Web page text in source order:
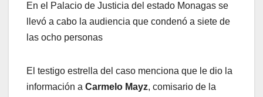
En el Palacio de Justicia del estado Monagas se
llevó a cabo la audiencia que condenó a siete de
las ocho personas
El testigo estrella del caso menciona que le dio la
información a Carmelo Mayz, comisario de la